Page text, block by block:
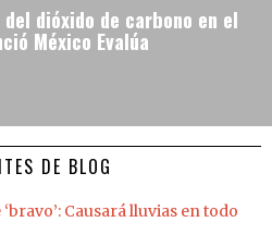
del dióxido de carbono en el
México Evalúa
DE BLOG